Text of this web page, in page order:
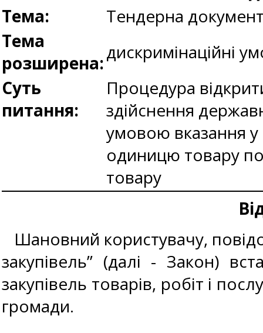
Тема:
Тендерна
Тема
розширена:дискримінаційні
Суть
питання:
Процедура
здійснення
умовою вказання у
одиницю товару
товару
Шановний користувачу,
закупівель” (далі - Закон)
закупівель товарів, робіт і
громади.